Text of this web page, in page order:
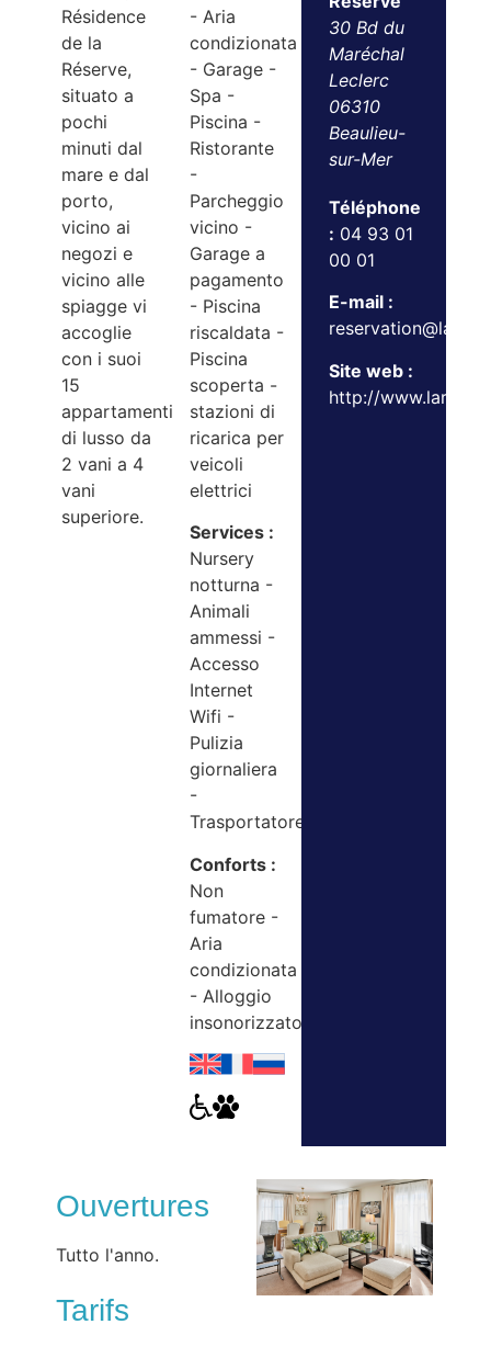
Résidence
de la
Réserve,
situato a
pochi
minuti dal
mare e dal
porto,
vicino ai
negozi e
vicino alle
spiagge vi
accoglie
con i suoi
15
appartamenti
di lusso da
2 vani a 4
vani
superiore.
- Aria
condizionata
- Garage -
Spa -
Piscina -
Ristorante
-
Parcheggio
vicino -
Garage a
pagamento
- Piscina
riscaldata -
Piscina
scoperta -
stazioni di
ricarica per
veicoli
elettrici
Services :
Nursery
notturna -
Animali
ammessi -
Accesso
Internet
Wifi -
Pulizia
giornaliera
-
Trasportatore
Conforts :
Non
fumatore -
Aria
condizionata
- Alloggio
insonorizzato
30 Bd du
Maréchal
Leclerc
06310
Beaulieu-
sur-Mer
Téléphone
: 04 93 01
00 01
E-mail :
Site web :
http://
Ouvertures
Tutto l'anno.
Tarifs